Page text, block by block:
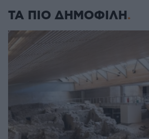
ΤΑ ΠΙΟ ΔΗΜΟΦΙΛΗ